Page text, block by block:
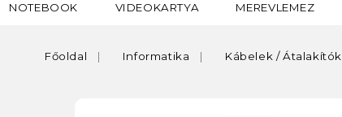
NOTEBOOK VIDEOKARTYA MEREVLEMEZ
Főoldal Informatika Kábelek / Átalakítók